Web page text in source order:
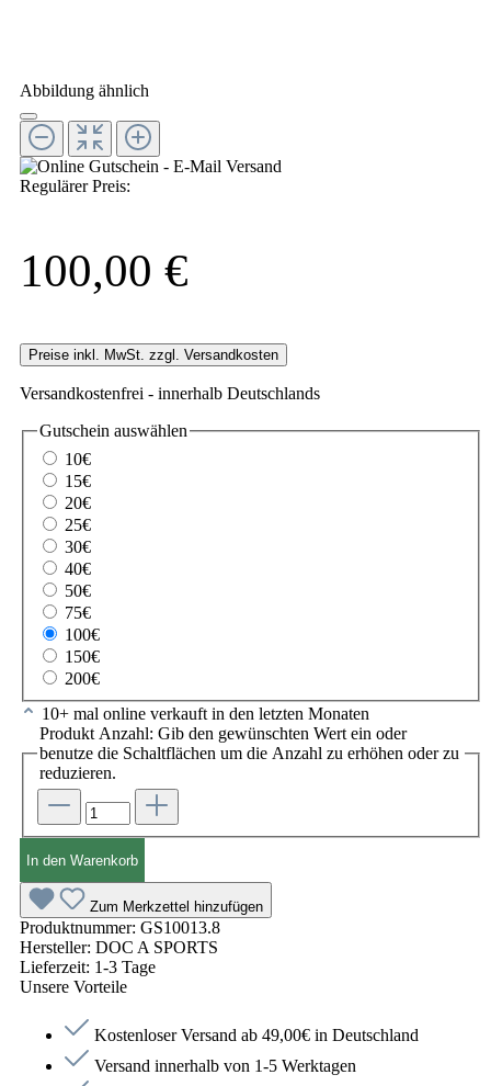
Abbildung ähnlich
Regulärer Preis:
100,00 €
Preise inkl. MwSt. zzgl. Versandkosten
Versandkostenfrei - innerhalb Deutschlands
Gutschein auswählen
10€
15€
20€
25€
30€
40€
50€
75€
100€
150€
200€
10+ mal online verkauft in den letzten Monaten
Produkt Anzahl: Gib den gewünschten Wert ein oder
benutze die Schaltflächen um die Anzahl zu erhöhen oder zu
reduzieren.
In den Warenkorb
Zum Merkzettel hinzufügen
Produktnummer: GS10013.8
Hersteller: DOC A SPORTS
Lieferzeit: 1-3 Tage
Unsere Vorteile
Kostenloser Versand ab 49,00€ in Deutschland
Versand innerhalb von 1-5 Werktagen